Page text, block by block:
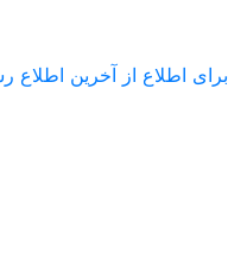
برای اطلاع از آخرین اطلاع